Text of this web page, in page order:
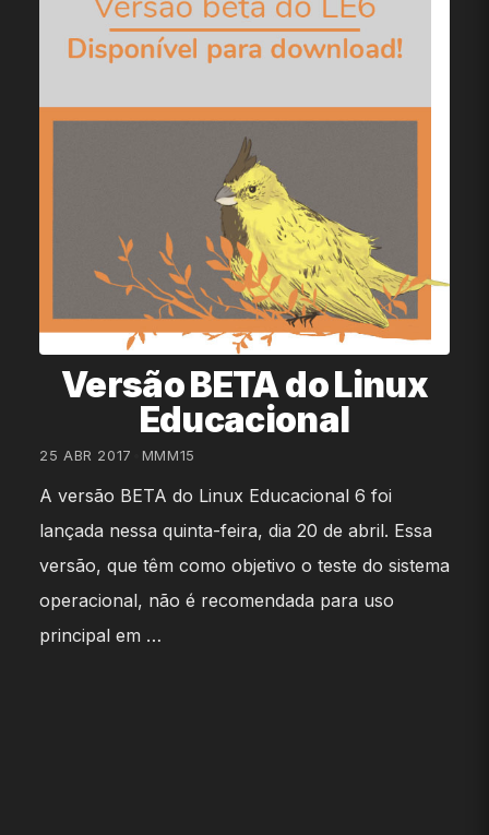
Versão BETA do Linux
Educacional
25 ABR 2017 MMM15
A versão BETA do Linux Educacional 6 foi
lançada nessa quinta-feira, dia 20 de abril. Essa
versão, que têm como objetivo o teste do sistema
operacional, não é recomendada para uso
principal em …